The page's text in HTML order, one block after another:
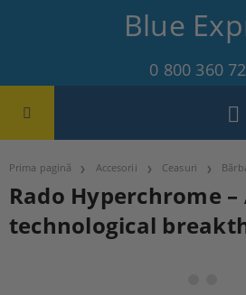
Blue
0 800 360
Prima pagină Accesorii Ceasuri
Rado Hyperchrome –
technological